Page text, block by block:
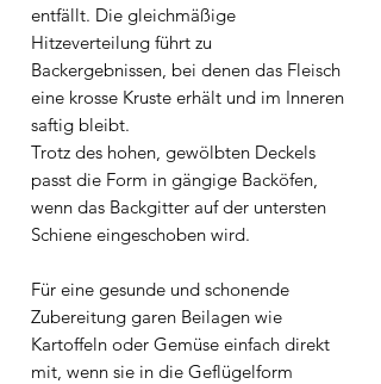
entfällt. Die gleichmäßige
Hitzeverteilung führt zu
Backergebnissen, bei denen das Fleisch
eine krosse Kruste erhält und im Inneren
saftig bleibt.
Trotz des hohen, gewölbten Deckels
passt die Form in gängige Backöfen,
wenn das Backgitter auf der untersten
Schiene eingeschoben wird.
Für eine gesunde und schonende
Zubereitung garen Beilagen wie
Kartoffeln oder Gemüse einfach direkt
mit, wenn sie in die Geflügelform